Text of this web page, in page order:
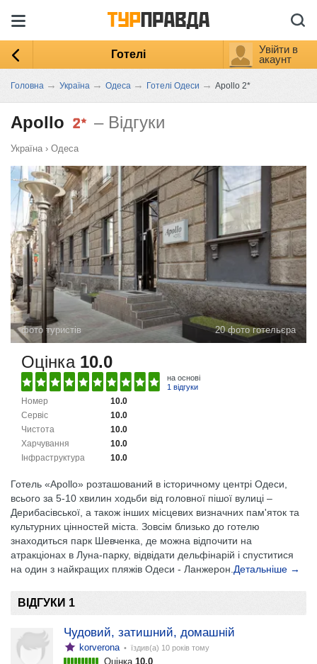
Готелі
Увійти в
акаунт
Головна → Україна → Одеса → Готелі Одеси → Apollo 2*
Apollo – Відгуки
Україна › Одеса
фото туристів 20 фото готельєра
Оцінка 10.0
на основі
1 відгуки
10.0
Номер
10.0
Сервіс
10.0
Чистота
10.0
Харчування
10.0
Інфраструктура
Готель «Apollo» розташований в історичному центрі Одеси,
всього за 5-10 хвилин ходьби від головної пішої вулиці –
Дерибасівської, а також інших місцевих визначних пам'яток та
культурних цінностей міста. Зовсім близько до готелю
знаходиться парк Шевченка, де можна відпочити на
атракціонах в Луна-парку, відвідати дельфінарій і спуститися
на один з найкращих пляжів Одеси - Ланжерон. Детальніше →
ВІДГУКИ 1
Чудовий, затишний, домашній
korverona • їздив(а) 10 років тому
Оцінка 10.0